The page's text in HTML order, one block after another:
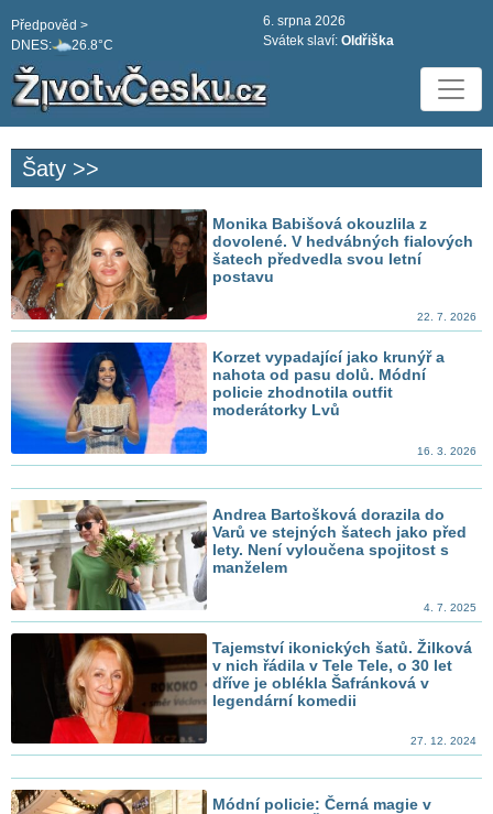
DNES: 26.8°C
Předpověd >
6. srpna 2026
Svátek slaví: Oldřiška
Šaty >>
Monika Babišová okouzlila z
dovolené. V hedvábných fialových
šatech předvedla svou letní
postavu
22. 7. 2026
Korzet vypadající jako krunýř a
nahota od pasu dolů. Módní
policie zhodnotila outfit
moderátorky Lvů
16. 3. 2026
Andrea Bartošková dorazila do
Varů ve stejných šatech jako před
lety. Není vyloučena spojitost s
manželem
4. 7. 2025
Tajemství ikonických šatů. Žilková
v nich řádila v Tele Tele, o 30 let
dříve je oblékla Šafránková v
legendární komedii
27. 12. 2024
Módní policie: Černá magie v